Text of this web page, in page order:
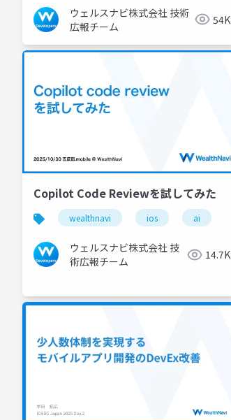
ウェルスナビ株式会社 技術
広報チーム
54K
Copilot Code Reviewを試してみた
wealthnavi ios ai
ウェルスナビ株式会社 技
術広報チーム
14.7K